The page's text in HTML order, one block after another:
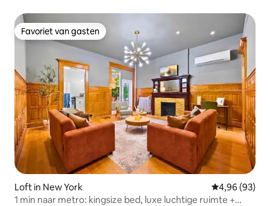
Favoriet van gasten
Favoriet van gasten
Loft in New York Gemiddelde
4,96 (93)
1 min naar metro: kingsize bed, luxe luchtige ruimte +